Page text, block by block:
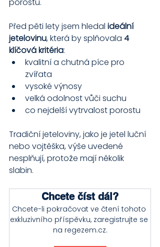
Před pěti lety jsem hledal ideální
jetelovinu, která by splňovala 4
klíčová kritéria:
kvalitní a chutná píce pro
zvířata
vysoké výnosy
velká odolnost vůči suchu
co nejdelší vytrvalost porostu
Tradiční jeteloviny, jako je jetel luční
nebo vojtěška, výše uvedené
nesplňují, protože mají několik
slabin.
Chcete číst dál?
Chcete-li pokračovat ve čtení tohoto
exkluzivního příspěvku, zaregistrujte se
na regezem.cz.